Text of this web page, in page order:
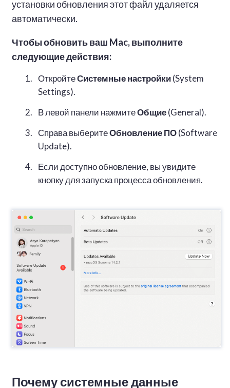
установки обновления этот файл удаляется
автоматически.
Чтобы обновить ваш Mac, выполните
следующие действия:
ОткройтеСистемные настройки(System
Settings).
В левой панели нажмитеОбщие(General).
Справа выберитеОбновление ПО(Software
Update).
Если доступно обновление, вы увидите
кнопку для запуска процесса обновления.
Почему системные данные